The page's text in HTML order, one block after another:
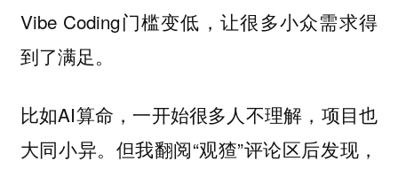
Vibe Coding门槛变低，让很多小众需求得
到了满足。
比如AI算命，一开始很多人不理解，项目也
大同小异。但我翻阅“观猹”评论区后发现，